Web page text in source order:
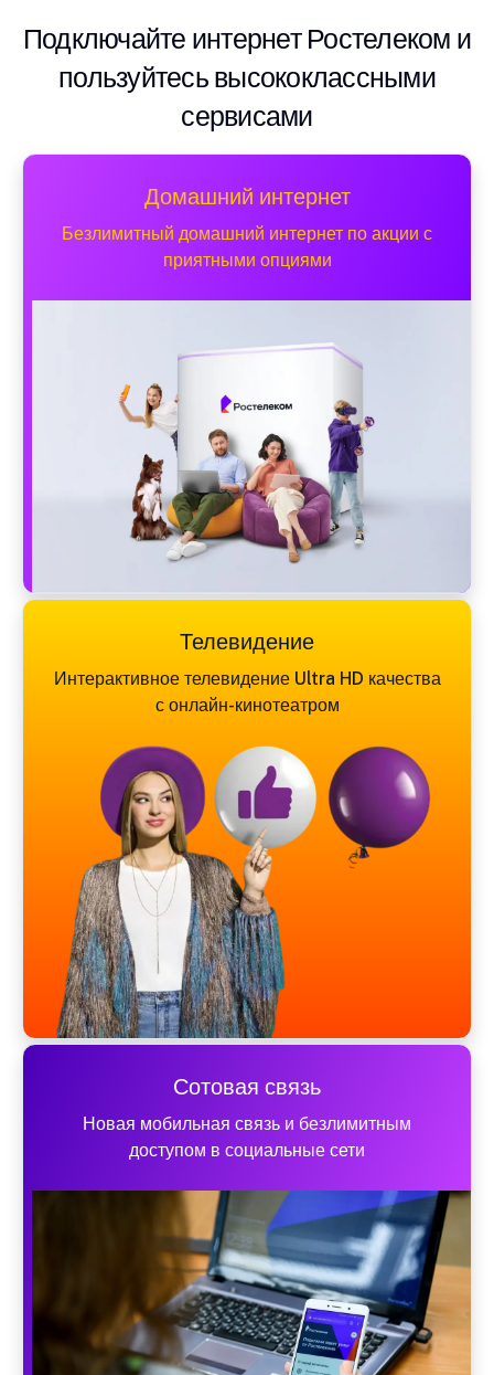
Подключайте интернет Ростелеком и
пользуйтесь высококлассными
сервисами
Домашний интернет
Безлимитный домашний интернет по акции с
приятными опциями
Телевидение
Интерактивное телевидение Ultra HD качества
с онлайн-кинотеатром
Сотовая связь
Новая мобильная связь и безлимитным
доступом в социальные сети